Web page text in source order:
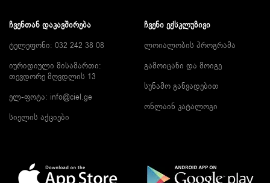
ᲩᲕᲔᲜᲗᲐᲜ ᲓᲐᲙᲐᲕᲨᲘᲠᲔᲑᲐ
ტელეფონი: 032 242 38 08
იურიდიული მისამართი:
თევდორე მღვდლის 13
ელ-ფოტა: info@ciel.ge
სიელის აქციები
ᲩᲕᲔᲜᲘ ᲔᲥᲡᲙᲚᲣᲖᲘᲕᲘ
ლოიალობის პროგრამა
გამოიცანი და მოიგე
სუნამო განვადებით
ონლაინ კატალოგი